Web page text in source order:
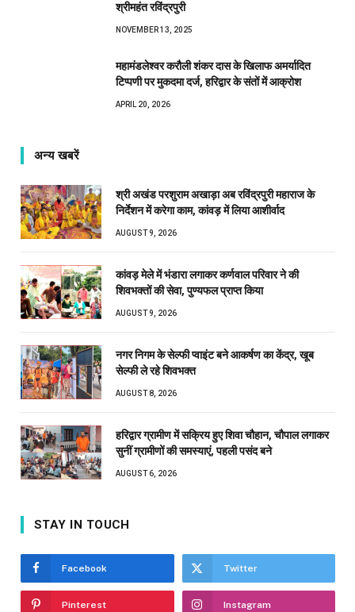
श्रीमहंत रविंद्रपुरी
NOVEMBER 13, 2025
महामंडलेश्वर करौली शंकर दास के खिलाफ अमर्यादित
टिप्पणी पर मुकदमा दर्ज, हरिद्वार के संतों में आक्रोश
APRIL 20, 2026
अन्य खबरें
श्री अखंड परशुराम अखाड़ा अब रविंद्रपुरी महाराज के
निर्देशन में करेगा काम, कांवड़ में लिया आशीर्वाद
AUGUST 9, 2026
कांवड़ मेले में भंडारा लगाकर कर्णवाल परिवार ने की
शिवभक्तों की सेवा, पुण्यफल प्राप्त किया
AUGUST 9, 2026
नगर निगम के सेल्फी प्वाइंट बने आकर्षण का केंद्र, खूब
सेल्फी ले रहे शिवभक्त
AUGUST 8, 2026
हरिद्वार ग्रामीण में सक्रिय हुए शिवा चौहान, चौपाल लगाकर
सुनीं ग्रामीणों की समस्याएं, पहली पसंद बने
AUGUST 6, 2026
STAY IN TOUCH
Facebook Twitter
Pinterest Instagram